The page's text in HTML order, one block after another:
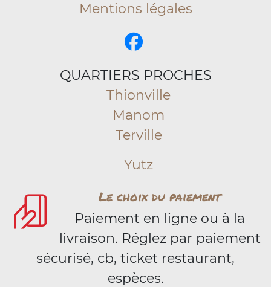
Mentions légales
QUARTIERS PROCHES
Thionville
Manom
Terville
Yutz
Le choix du paiement
Paiement en ligne ou à la
livraison. Réglez par paiement
sécurisé, cb, ticket restaurant,
espèces.